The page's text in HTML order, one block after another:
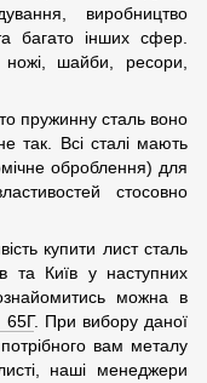
виробництво
багато інших сфер.
шайби, ресори,
пружинну сталь воно
так. Всі сталі мають
оброблення) для
стосовно
купити лист сталь
та Київ у наступних
можна в
65Г. При вибору даної
вам металу
наші менеджери